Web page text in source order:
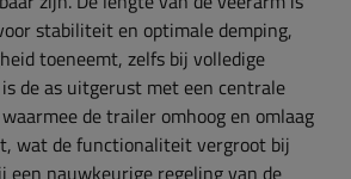
stabiliteit en optimale demping,
toeneemt, zelfs bij volledige
de as uitgerust met een centrale
de trailer omhoog en omlaag
wat de functionaliteit vergroot bij
een nauwkeurige regeling van de